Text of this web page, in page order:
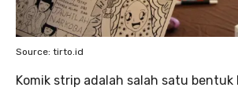
Source: tirto.id
Komik strip adalah salah satu bentuk